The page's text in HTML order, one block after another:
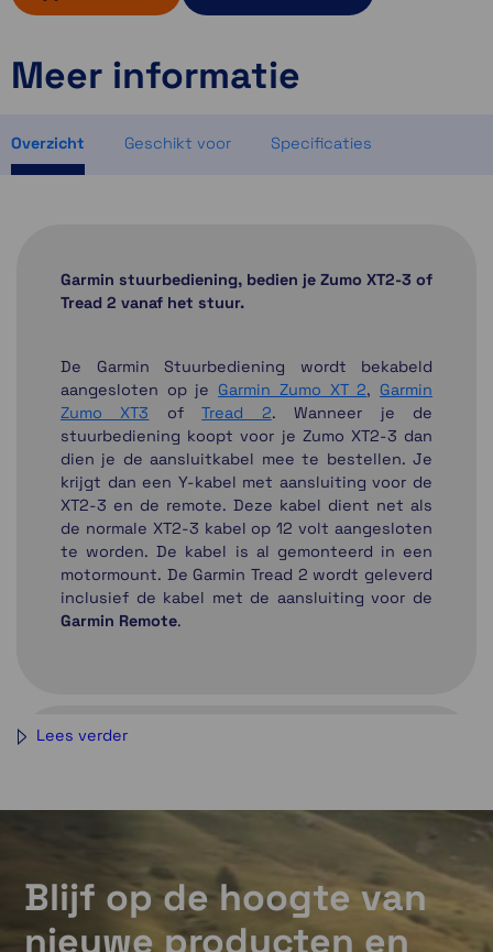
ruim op voorraad
3 op voorraad
Meer informatie
Overzicht Geschikt voor Specificaties
Garmin stuurbediening, bedien je Zumo XT2-3 of
Tread 2 vanaf het stuur.
De Garmin Stuurbediening wordt bekabeld
aangesloten op je Garmin Zumo XT 2, Garmin
Zumo XT3 ofTread 2. Wanneer je de
stuurbediening koopt voor je Zumo XT2-3 dan
dien je de aansluitkabel mee te bestellen. Je
krijgt dan een Y-kabel met aansluiting voor de
XT2-3 en de remote. Deze kabel dient net als
de normale XT2-3 kabel op 12 volt aangesloten
te worden. De kabel is al gemonteerd in een
motormount. De Garmin Tread 2 wordt geleverd
inclusief de kabel met de aansluiting voor de
Garmin Remote.
Lees verder
Blijf op de hoogte van
nieuwe producten en